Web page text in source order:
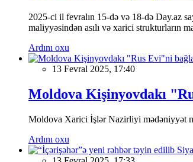
2025-ci il fevralın 15-də və 18-də Day.az
maliyyəsindən asılı və xarici strukturların
Ardını oxu
13 Fevral 2025, 17:40
Moldova Kişinyovdakı
Moldova Xarici İşlər Nazirliyi mədəniyyət
Ardını oxu